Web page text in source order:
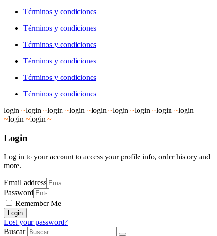
Términos y condiciones
Términos y condiciones
Términos y condiciones
Términos y condiciones
Términos y condiciones
Términos y condiciones
login ~login ~login ~login ~login ~login ~login ~login ~login
~login ~login ~
Login
Log in to your account to access your profile info, order history and
more.
Email address
Password
Remember Me
Login
Lost your password?
Buscar